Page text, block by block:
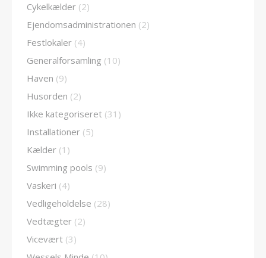
Cykelkælder (2)
Ejendomsadministrationen (2)
Festlokaler (4)
Generalforsamling (10)
Haven (9)
Husorden (2)
Ikke kategoriseret (31)
Installationer (5)
Kælder (1)
Swimming pools (9)
Vaskeri (4)
Vedligeholdelse (28)
Vedtægter (2)
Vicevært (3)